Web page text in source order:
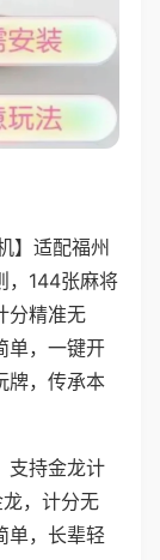
】适配福州
，144张麻将
分精准无
单，一键开
牌，传承本
支持金龙计
，计分无
单，长辈轻